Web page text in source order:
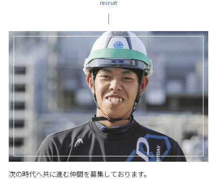
次の時代へ共に進む仲間を募集しております。